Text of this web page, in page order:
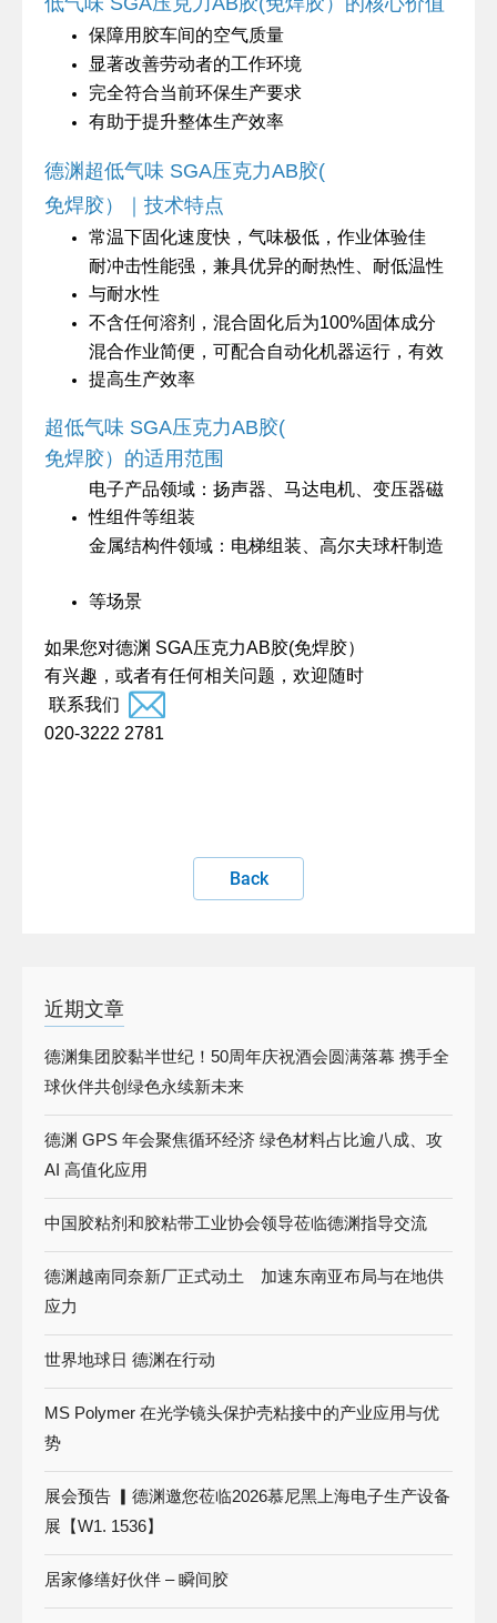
保障用胶车间的空气质量
显著改善劳动者的工作环境
完全符合当前环保生产要求
有助于提升整体生产效率
德渊超低气味 SGA压克力AB 胶(
免焊胶）｜技术特点
常温下固化速度快，气味极低，作业体验佳
耐冲击性能强，兼具优异的耐热性、耐低温性
与耐水性
不含任何溶剂，混合固化后为100%固体成分
混合作业简便，可配合自动化机器运行，有效
提高生产效率
超低气味 SGA压克力AB 胶(
免焊胶）的适用范围
电子产品领域：扬声器、马达电机、变压器磁
性组件等组装
金属结构件领域：电梯组装、高尔夫球杆制造
等场景
如果您对德渊 SGA压克力AB胶(免焊胶）
有兴趣，或者有任何相关问题，欢迎随时
联系我们
020-3222 2781
Back
近期文章
德渊集团胶黏半世纪！50周年庆祝酒会圆满落幕 携手全
球伙伴共创绿色永续新未来
德渊 GPS 年会聚焦循环经济 绿色材料占比逾八成、攻
AI 高值化应用
中国胶粘剂和胶粘带工业协会领导莅临德渊指导交流
德渊越南同奈新厂正式动土 加速东南亚布局与在地供
应力
世界地球日 德渊在行动
MS Polymer 在光学镜头保护壳粘接中的产业应用与优
势
展会预告 ▎德渊邀您莅临2026慕尼黑上海电子生产设备
展【W1. 1536】
居家修缮好伙伴 – 瞬间胶